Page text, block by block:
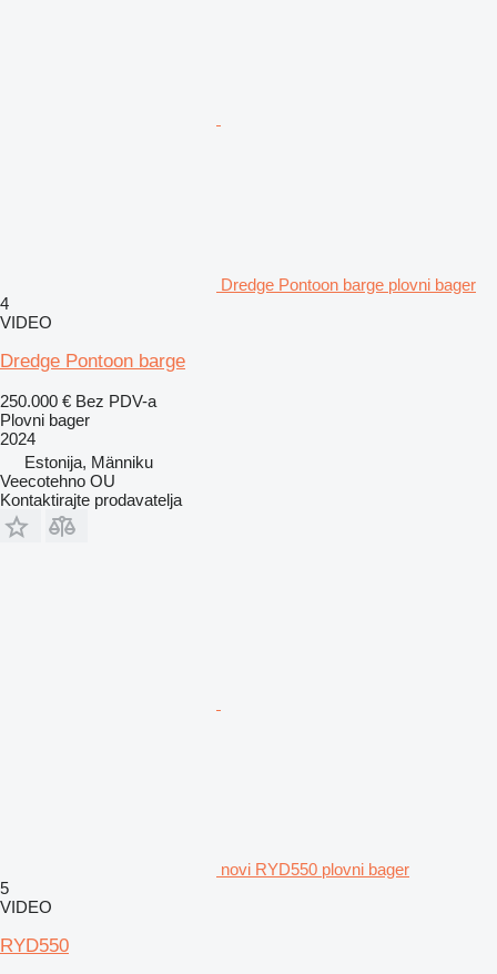
Dredge Pontoon barge plovni bager
4
VIDEO
Dredge Pontoon barge
250.000 € Bez PDV-a
Plovni bager
2024
Estonija, Männiku
Veecotehno OU
Kontaktirajte prodavatelja
novi RYD550 plovni bager
5
VIDEO
RYD550